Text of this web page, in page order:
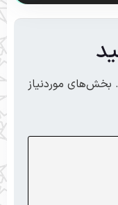
بخش‌های موردنیاز